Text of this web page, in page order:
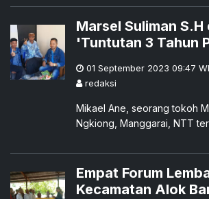
terhadap pihak perusahaan,
Manggarai yang turun ke Pocoleok, pada Rabu
27 September 2023.
Marsel Suliman S.H
'Tuntutan 3 Tahun
Penegakan Hukum
Masyarakat Adat'
01 September 2023 09:47
redaksi
Mikael Ane, seorang tokoh
Ngkiong, Manggarai, NTT
bulan penjara. Ancaman
Jaksa Penuntut Umum (JPU)
Empat Forum
Kecamatan Alok